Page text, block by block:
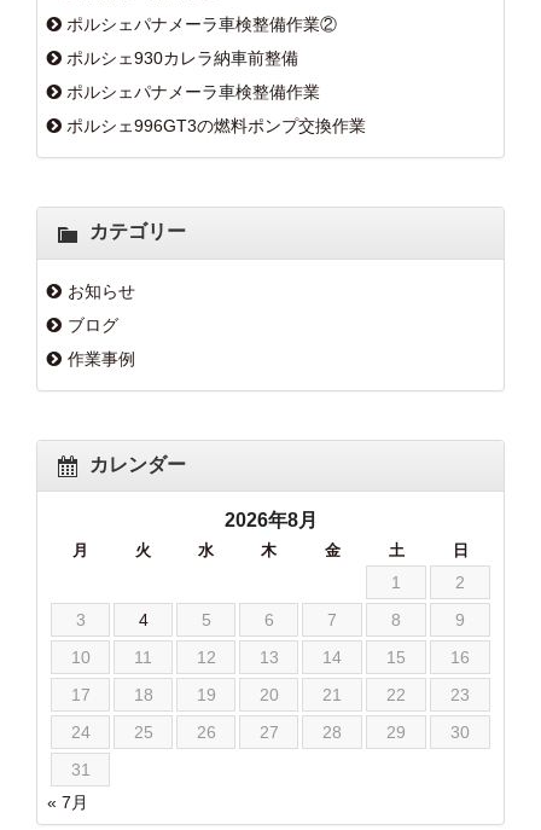
ポルシェパナメーラ車検整備作業②
ポルシェ930カレラ納車前整備
ポルシェパナメーラ車検整備作業
ポルシェ996GT3の燃料ポンプ交換作業
カテゴリー
お知らせ
ブログ
作業事例
カレンダー
2026年8月
月 火 水 木 金 土 日
1
2
3
4 5 6 7 8
9
10
11 12 13 14 15
16
17
18 19 20 21 22
23
24
25 26 27 28 29
30
31
« 7月